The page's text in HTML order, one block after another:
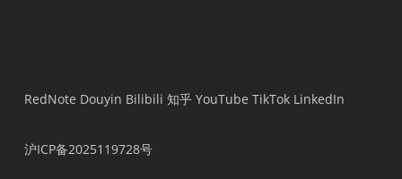
RedNote Douyin Bilibili 知乎 YouTube TikTok LinkedIn
沪ICP备2025119728号